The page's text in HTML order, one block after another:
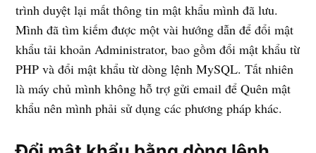
trình duyệt lại mất thông tin mật khẩu mình đã lưu.
Mình đã tìm kiếm được một vài hướng dẫn để đổi mật
khẩu tải khoản Administrator, bao gồm đổi mật khẩu từ
PHP và đổi mật khẩu từ dòng lệnh MySQL. Tất nhiên
là máy chủ mình không hỗ trợ gửi email để Quên mật
khẩu nên mình phải sử dụng các phương pháp khác.